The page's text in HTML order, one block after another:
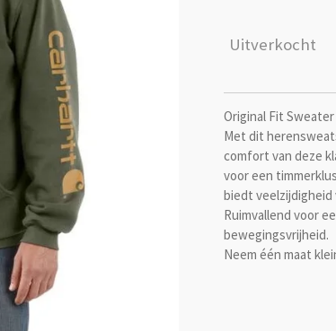
Uitverkocht
Original Fit
Met dit
comfort van deze
voor een
biedt veelzijdigheid
Ruimvallend voor
bewegingsvrijheid.
Neem één maat